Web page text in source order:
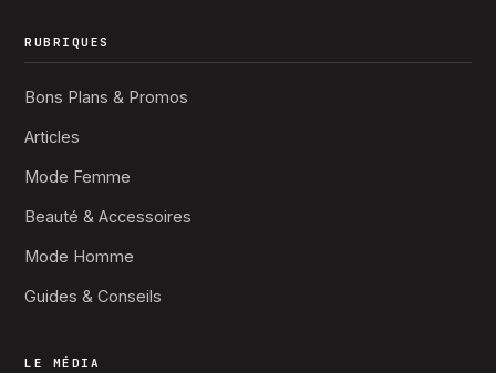
RUBRIQUES
Bons Plans & Promos
Articles
Mode Femme
Beauté & Accessoires
Mode Homme
Guides & Conseils
LE MÉDIA